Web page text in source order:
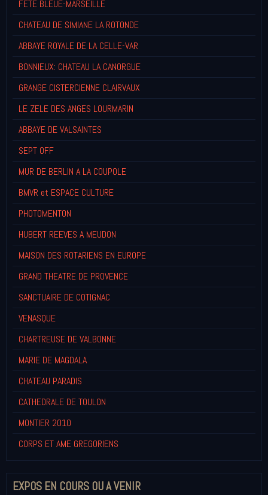
FETE BLEUE-MARSEILLE
CHATEAU DE SIMIANE LA ROTONDE
ABBAYE ROYALE DE LA CELLE-VAR
BONNIEUX: CHATEAU LA CANORGUE
GRANGE CISTERCIENNE CLAIRVAUX
LE ZELE DES ANGES LOURMARIN
ABBAYE DE VALSAINTES
SEPT OFF
MUR DE BERLIN A LA COUPOLE
BMVR et ESPACE CULTURE
PHOTOMENTON
HUBERT REEVES A MEUDON
MAISON DES ROTARIENS EN EUROPE
GRAND THEATRE DE PROVENCE
SANCTUAIRE DE COTIGNAC
VENASQUE
CHARTREUSE DE VALBONNE
MARIE DE MAGDALA
CHATEAU PARADIS
CATHEDRALE DE TOULON
MONTIER 2010
CORPS ET AME GREGORIENS
EXPOS EN COURS OU A VENIR